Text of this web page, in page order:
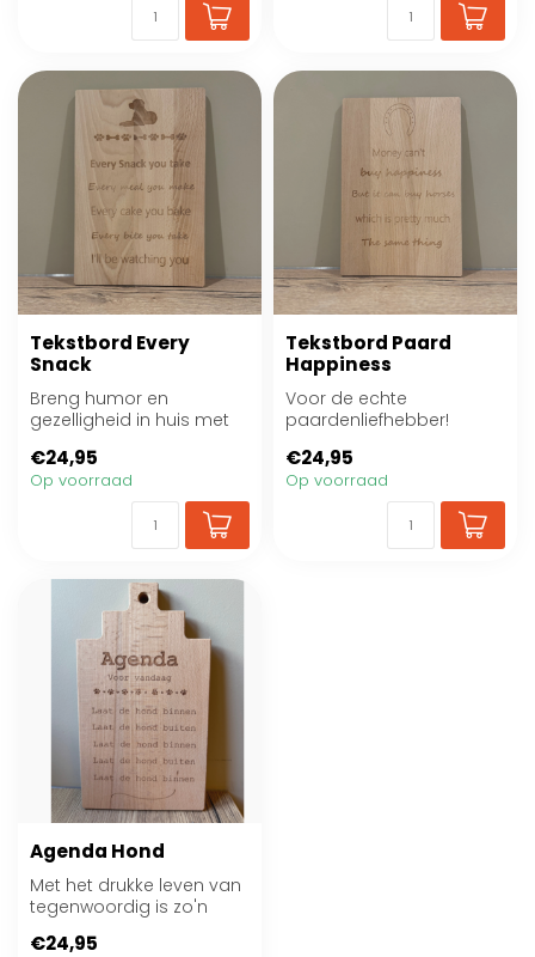
Tekstbord Every
Snack
Breng humor en
gezelligheid in huis met
Snack You take
€24,95
Op voorraad
Tekstbord Paard
Happiness
Voor de echte
paardenliefhebber!
€24,95
Op voorraad
Agenda Hond
Met het drukke leven van
tegenwoordig is zo'n
€24,95